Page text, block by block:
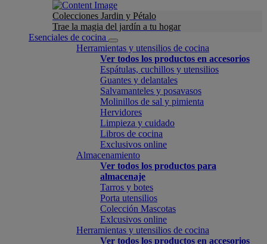
Colecciones Jardin y Pétalo
Trae la magia del jardín a tu hogar
Esenciales de cocina
Herramientas y utensilios de cocina
Ver todos los productos en accesorios
Espátulas, cuchillos y utensilios
Guantes y delantales
Salvamanteles y posavasos
Molinillos de sal y pimienta
Hervidores
Limpieza y cuidado
Libros de cocina
Exclusivos online
Almacenamiento
Ver todos los productos para
almacenaje
Tarros y botes
Porta utensilios
Colección Mascotas
Exlcusivos online
Herramientas y utensilios de cocina
Ver todos los productos en accesorios